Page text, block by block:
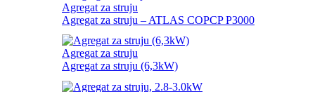
Agregat za struju
Agregat za struju – ATLAS COPCP P3000
Agregat za struju
Agregat za struju (6,3kW)